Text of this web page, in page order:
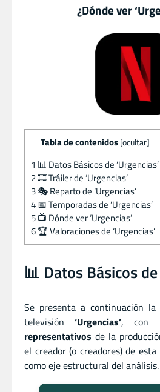
¿Dónde ver
Tabla de contenidos [ocultar]
1 📊 Datos Básicos de ‘Urgencias’
2🎞️ Tráiler de ‘Urgencias’
3🎭 Reparto de ‘Urgencias’
4📅 Temporadas de ‘Urgencias’
5📺 Dónde ver ‘Urgencias’
6🏆 Valoraciones de ‘Urgencias’
📊 Datos Básicos de
Se presenta a continuación
televisión‘Urgencias’, con
representativos de la
el creador (o creadores) de
como eje estructural del análisis.